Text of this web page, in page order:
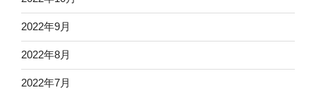
2022年9月
2022年8月
2022年7月